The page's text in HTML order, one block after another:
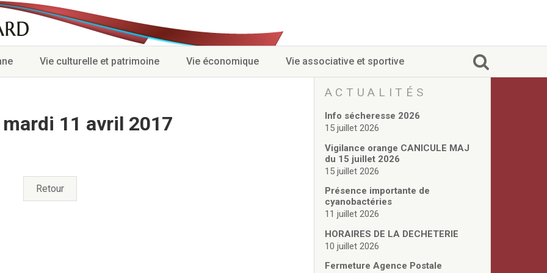
Vie culturelle et patrimoine Vie économique Vie associative et sportive
11 avril 2017
Retour
ACTUALITÉS
Info sécheresse 2026
15 juillet 2026
Vigilance orange CANICULE MAJ
du 15 juillet 2026
15 juillet 2026
Présence importante de
cyanobactéries
11 juillet 2026
HORAIRES DE LA DECHETERIE
10 juillet 2026
Fermeture Agence Postale